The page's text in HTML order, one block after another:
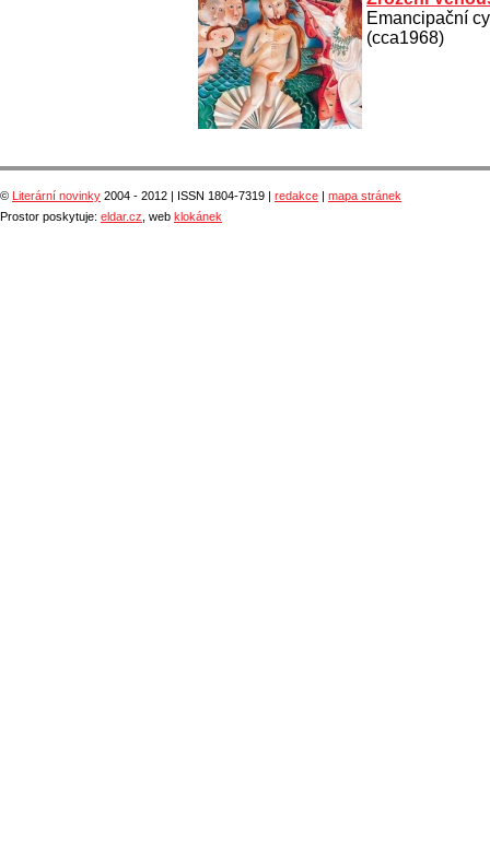
Emancipační
(cca1968)
© Literární novinky 2004 - 2012 | ISSN 1804-7319 | redakce | mapa stránek
Prostor poskytuje: eldar.cz , web klokánek